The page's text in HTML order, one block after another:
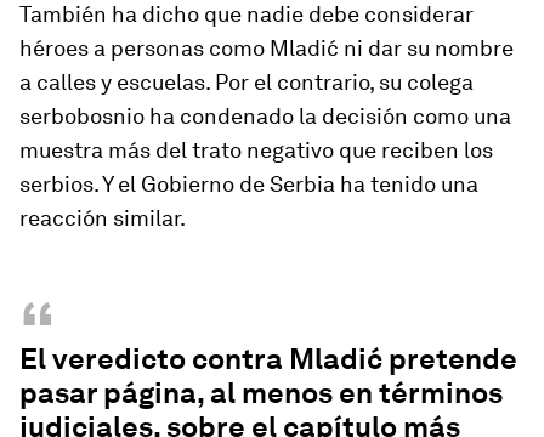
También ha dicho que nadie debe considerar
héroes a personas como Mladić ni dar su nombre
a calles y escuelas. Por el contrario, su colega
serbobosnio ha condenado la decisión como una
muestra más del trato negativo que reciben los
serbios. Y el Gobierno de Serbia ha tenido una
reacción similar.
“
El veredicto contra Mladić pretende
pasar página, al menos en términos
judiciales, sobre el capítulo más